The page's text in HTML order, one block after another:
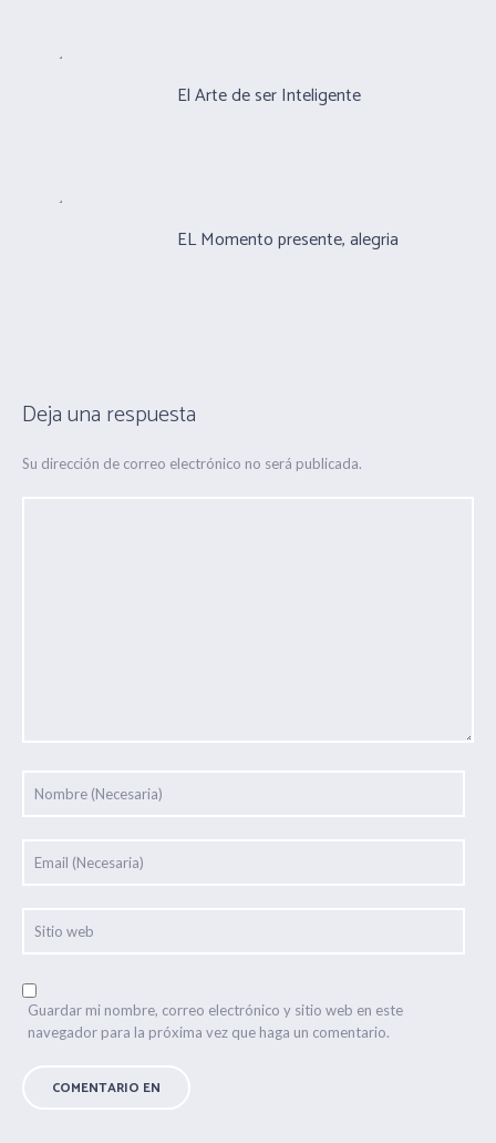
El Arte de ser Inteligente
EL Momento presente, alegria
Deja una respuesta
Su dirección de correo electrónico no será publicada.
Guardar mi nombre, correo electrónico y sitio web en este
navegador para la próxima vez que haga un comentario.